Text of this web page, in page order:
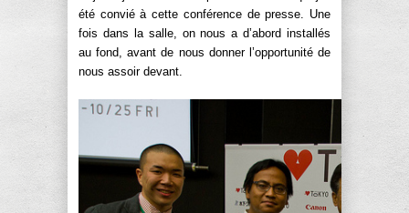
été convié à cette conférence de presse. Une
fois dans la salle, on nous a d’abord installés
au fond, avant de nous donner l’opportunité de
nous assoir devant.